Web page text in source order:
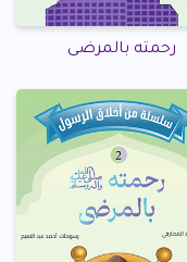
رحمته بالمرضى